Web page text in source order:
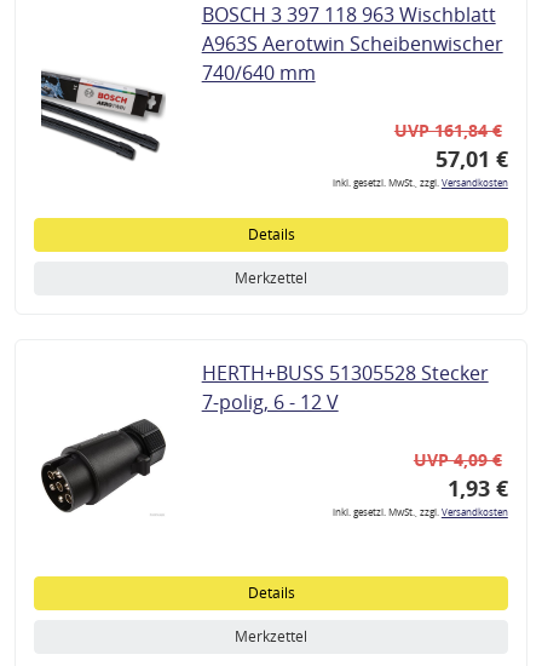
BOSCH 3 397 118 963 Wischblatt
A963S Aerotwin Scheibenwischer
740/640 mm
UVP 161,84 €
57,01 €
inkl. gesetzl. MwSt., zzgl.Versandkosten
Details
Merkzettel
HERTH+BUSS 51305528 Stecker
7-polig, 6 - 12 V
UVP 4,09 €
1,93 €
inkl. gesetzl. MwSt., zzgl.Versandkosten
Details
Merkzettel